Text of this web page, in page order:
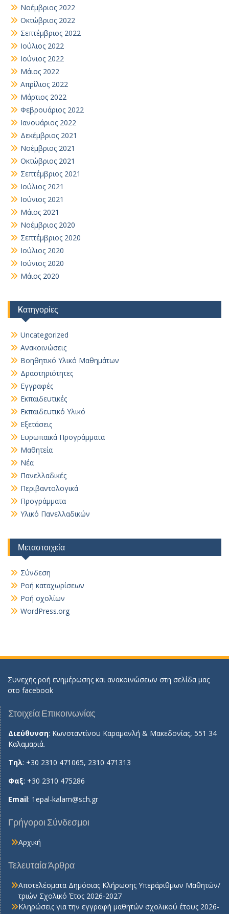
Νοέμβριος 2022
Οκτώβριος 2022
Σεπτέμβριος 2022
Ιούλιος 2022
Ιούνιος 2022
Μάιος 2022
Απρίλιος 2022
Μάρτιος 2022
Φεβρουάριος 2022
Ιανουάριος 2022
Δεκέμβριος 2021
Νοέμβριος 2021
Οκτώβριος 2021
Σεπτέμβριος 2021
Ιούλιος 2021
Ιούνιος 2021
Μάιος 2021
Νοέμβριος 2020
Σεπτέμβριος 2020
Ιούλιος 2020
Ιούνιος 2020
Μάιος 2020
Kατηγορίες
Uncategorized
Ανακοινώσεις
Βοηθητικό Yλικό Mαθημάτων
Δραστηριότητες
Εγγραφές
Εκπαιδευτικές
Εκπαιδευτικό Υλικό
Εξετάσεις
Ευρωπαϊκά Προγράμματα
Μαθητεία
Νέα
Πανελλαδικές
Περιβαντολογικά
Προγράμματα
Υλικό Πανελλαδικών
Μεταστοιχεία
Σύνδεση
Ροή καταχωρίσεων
Ροή σχολίων
WordPress.org
Συνεχής ροή ενημέρωσης και ανακοινώσεων στη σελίδα μας
στο facebook
Στοιχεία Επικοινωνίας
Διεύθυνση: Κωνσταντίνου Καραμανλή & Μακεδονίας, 551 34
Καλαμαριά.
Τηλ: +30 2310 471065, 2310 471313
Φαξ: +30 2310 475286
Email: 1epal-kalam@sch.gr
Γρήγοροι Σύνδεσμοι
Αρχική
Τελευταία Άρθρα
Αποτελέσματα Δημόσιας Κλήρωσης Υπεράριθμων Μαθητών/
τριών Σχολικό Έτος 2026-2027
Κληρώσεις για την εγγραφή μαθητών σχολικού έτους 2026-